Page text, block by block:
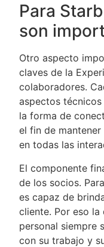
Para
son
Otro aspecto
claves de la
colaboradores.
aspectos
la forma de
el fin de
en todas las
El componente
de los socios.
es capaz de
cliente. Por eso
personal siempre
con su trabajo y